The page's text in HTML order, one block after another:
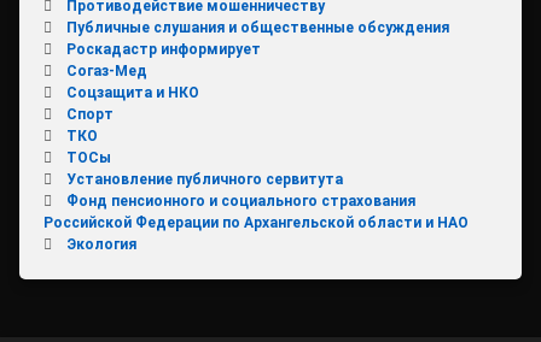
Противодействие мошенничеству
Публичные слушания и общественные обсуждения
Роскадастр информирует
Согаз-Мед
Соцзащита и НКО
Спорт
ТКО
ТОСы
Установление публичного сервитута
Фонд пенсионного и социального страхования
Российской Федерации по Архангельской области и НАО
Экология